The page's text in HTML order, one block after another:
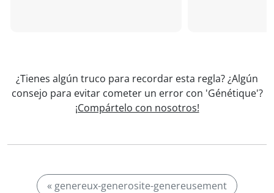
¿Tienes algún truco para recordar esta regla? ¿Algún
consejo para evitar cometer un error con 'Génétique'?
¡Compártelo con nosotros!
« genereux-generosite-genereusement